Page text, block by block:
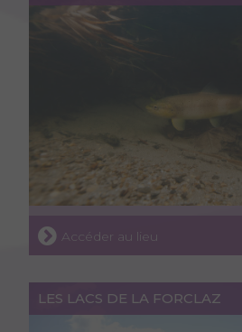
Accéder au lieu
LES LACS DE LA FORCLAZ